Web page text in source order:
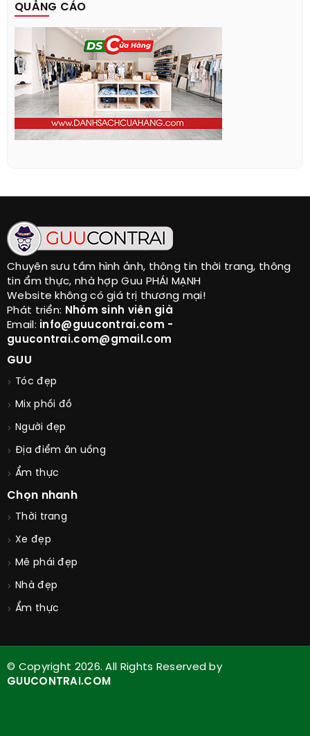
QUẢNG CÁO
Chuyên sưu tầm hình ảnh, thông tin thời trang, thông
tin ẩm thực, nhà hợp Guu PHÁI MẠNH
Website không có giá trị thương mại!
Phát triển: Nhóm sinh viên già
Email: info@guucontrai.com -
guucontrai.com@gmail.com
GUU
Tóc đẹp
Mix phối đồ
Người đẹp
Địa điểm ăn uống
Ẩm thực
Chọn nhanh
Thời trang
Xe đẹp
Mê phái đẹp
Nhà đẹp
Ẩm thực
© Copyright 2026. All Rights Reserved by
GUUCONTRAI.COM